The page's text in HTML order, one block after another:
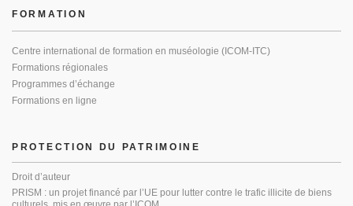
PROTECTION DU PATRIMOINE
Droit d’auteur
PRISM : un projet financé par l’UE pour lutter contre le trafic illicite de biens
FORMATION
Centre international de formation en muséologie (ICOM-ITC)
Formations régionales
Programmes d’échange
Formations en ligne